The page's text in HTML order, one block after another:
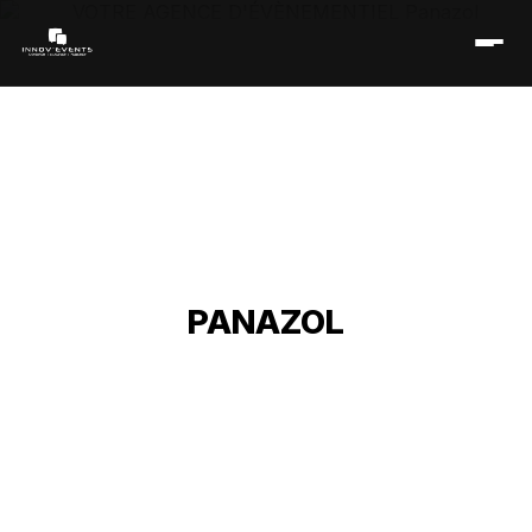
PANAZOL